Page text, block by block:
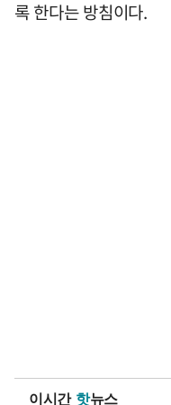
록 한다는 방침이다.
이시간 핫뉴스